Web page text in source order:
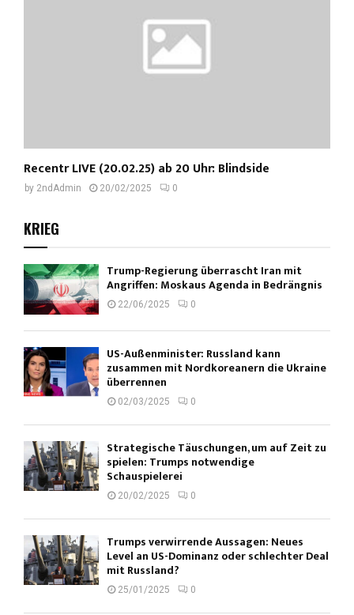
Recentr LIVE (20.02.25) ab 20 Uhr: Blindside
by 2ndAdmin 20/02/2025 0
KRIEG
Trump-Regierung überrascht Iran mit
Angriffen: Moskaus Agenda in Bedrängnis
22/06/2025 0
US-Außenminister: Russland kann
zusammen mit Nordkoreanern die Ukraine
überrennen
02/03/2025 0
Strategische Täuschungen, um auf Zeit zu
spielen: Trumps notwendige
Schauspielerei
20/02/2025 0
Trumps verwirrende Aussagen: Neues
Level an US-Dominanz oder schlechter Deal
mit Russland?
25/01/2025 0